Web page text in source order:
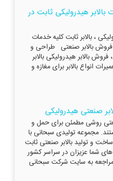
هیدرولیکی ثابت در
، بالابر ثابت کلیه خدمات
فروش بالابر صنعتی طراحی و
بالابر هیدرولیکی بالابر
انواع بالابر برای مغازه و
صنعتی هیدرولیکی
صنعتی روشی مطمئن برای حمل و
مجموعه تولیدی سبحانی با
ساخت و تولید بالابر صنعتی ثابت
های شما عزیزان در سراسر کشور
مراجعه به سایت شرکت سبحانی